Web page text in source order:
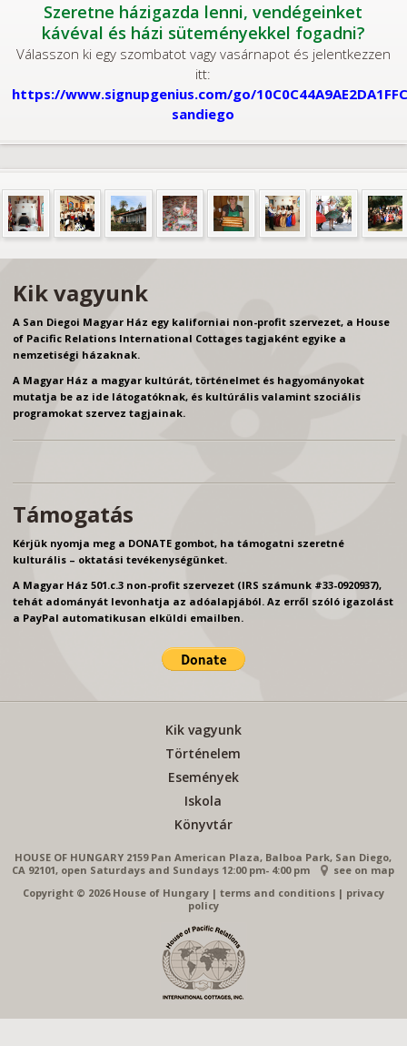
Szeretne házigazda lenni, vendégeinket
kávéval és házi süteményekkel fogadni?
Válasszon ki egy szombatot vagy vasárnapot és jelentkezzen
itt:
https://www.signupgenius.com/go/
sandiego
Kik vagyunk
A San Diegoi Magyar Ház egy kaliforniai non-profit szervezet, a House
of Pacific Relations International Cottages tagjaként egyike a
nemzetiségi házaknak.
A Magyar Ház a magyar kultúrát, történelmet és hagyományokat
mutatja be az ide látogatóknak, és kultúrális valamint szociális
programokat szervez tagjainak.
Támogatás
Kérjük nyomja meg a DONATE gombot, ha támogatni szeretné
kulturális – oktatási tevékenységünket.
A Magyar Ház 501.c.3 non-profit szervezet (IRS számunk #33-0920937),
tehát adományát levonhatja az adóalapjából. Az erről szóló igazolást
a PayPal automatikusan elküldi emailben.
Kik vagyunk
Történelem
Események
Iskola
Könyvtár
HOUSE OF HUNGARY 2159 Pan American Plaza, Balboa Park, San Diego,
CA 92101, open Saturdays and Sundays 12:00 pm- 4:00 pm
see on map
Copyright © 2026 House of Hungary | terms and conditions| privacy
policy